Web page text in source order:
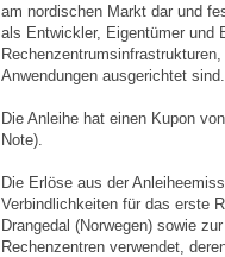
am nordischen Markt dar und
als Entwickler, Eigentümer und
Anwendungen ausgerichtet sind.
Die Anleihe hat einen Kupon
Note).
Die Erlöse aus der
Verbindlichkeiten für das erste
Drangedal (Norwegen) sowie
Rechenzentren verwendet,